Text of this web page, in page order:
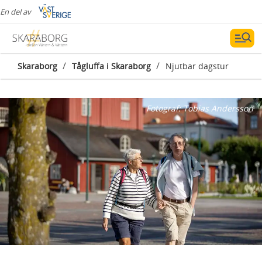
En del av
Skaraborg / Tågluffa i Skaraborg / Njutbar dagstur
Fotograf:Tobias Andersson